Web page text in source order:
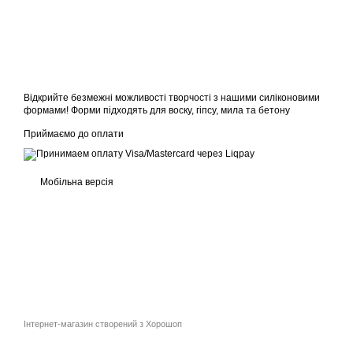
Відкрийте безмежні можливості творчості з нашими силіконовими
формами! Форми підходять для воску, гіпсу, мила та бетону
Приймаємо до оплати
Мобільна версія
Інтернет-магазин створений з Хорошоп